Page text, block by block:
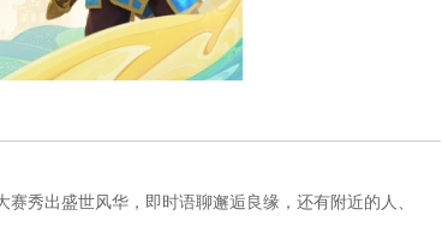
秀出盛世风华，即时语聊邂逅良缘，还有附近的人、